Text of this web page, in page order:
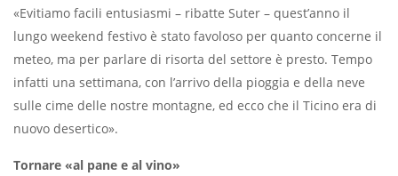
«Evitiamo facili entusiasmi – ribatte Suter – quest’anno il
lungo weekend festivo è stato favoloso per quanto concerne il
meteo, ma per parlare di risorta del settore è presto. Tempo
infatti una settimana, con l’arrivo della pioggia e della neve
sulle cime delle nostre montagne, ed ecco che il Ticino era di
nuovo desertico».
Tornare «al pane e al vino»